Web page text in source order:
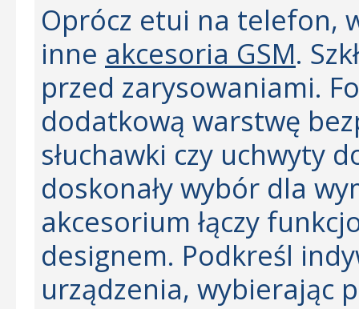
Oprócz etui na telefon,
inne akcesoria GSM.
przed zarysowaniami.
dodatkową warstwę
słuchawki czy uchwyty
doskonały wybór dla
akcesorium łączy
designem. Podkreśl
urządzenia, wybierając